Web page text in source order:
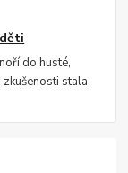
do husté,
stala